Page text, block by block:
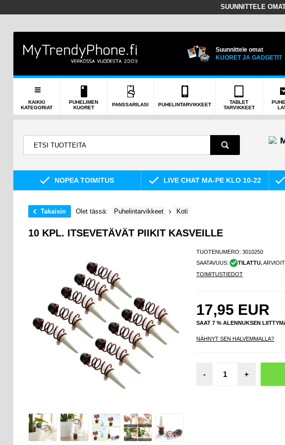
SUUNNITTELE
Suunnittele omat
KUORET JA GADGETIT
KAIKKI
KATEGORIAT
PUHELIMEN
KUORET
PANSSARILASI PUHELINTARVIKKEET
TABLET
TARVIKKEET
NOPEA TOIMITUS LIVE CHAT MA-PE KLO 10-22
Takaisin Olet tässä: Puhelintarvikkeet Koti
10 KPL. ITSEVETÄVÄT PIIKIT KASVEILLE
TUOTENUMERO:3010250
SAATAVUUS:
TILATTU.
TOIMITUSTIEDOT
17,95 EUR
SAAT 7 % ALENNUKSEN
NÄHNYT SEN HALVEMMALLA?
- +